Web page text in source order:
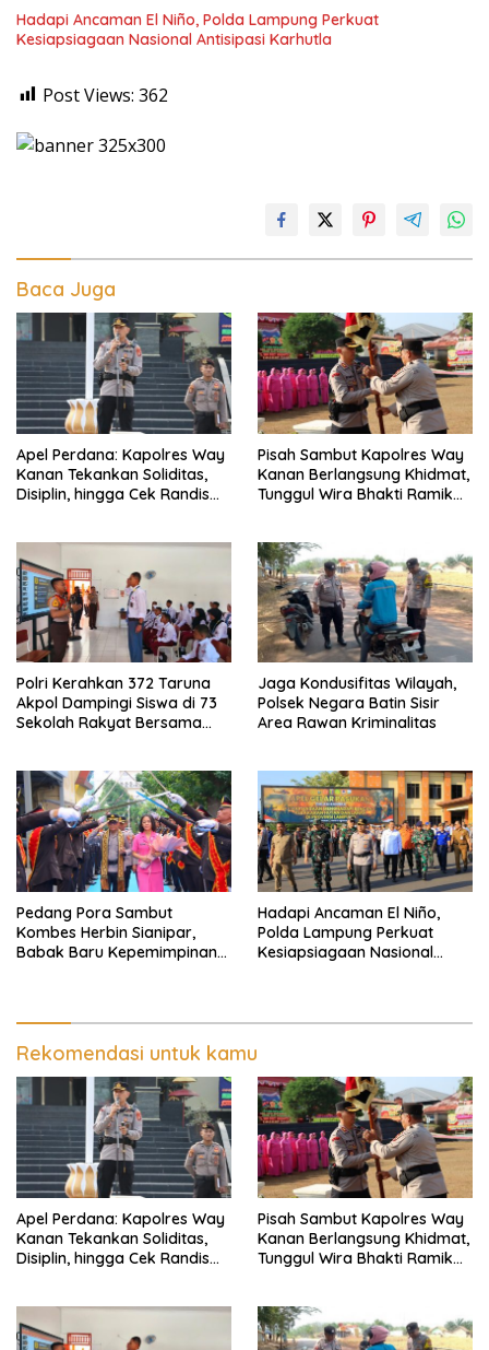
Hadapi Ancaman El Niño, Polda Lampung Perkuat
Kesiapsiagaan Nasional Antisipasi Karhutla
Post Views: 362
Baca Juga
Apel Perdana: Kapolres Way
Kanan Tekankan Soliditas,
Disiplin, hingga Cek Randis
Pisah Sambut Kapolres Way
Kanan Berlangsung Khidmat,
Tunggul Wira Bhakti Ramik
Polri Kerahkan 372 Taruna
Akpol Dampingi Siswa di 73
Sekolah Rakyat Bersama
Jaga Kondusifitas Wilayah,
Polsek Negara Batin Sisir
Area Rawan Kriminalitas
Pedang Pora Sambut
Kombes Herbin Sianipar,
Babak Baru Kepemimpinan
Hadapi Ancaman El Niño,
Polda Lampung Perkuat
Kesiapsiagaan Nasional
Rekomendasi untuk kamu
Apel Perdana: Kapolres Way
Kanan Tekankan Soliditas,
Disiplin, hingga Cek Randis
Pisah Sambut Kapolres Way
Kanan Berlangsung Khidmat,
Tunggul Wira Bhakti Ramik